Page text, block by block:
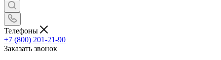
Телефоны
+7 (800) 201-21-90
Заказать звонок